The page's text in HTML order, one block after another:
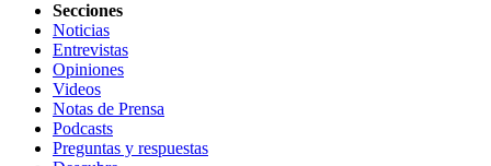
Secciones
Noticias
Entrevistas
Opiniones
Videos
Notas de Prensa
Podcasts
Preguntas y respuestas